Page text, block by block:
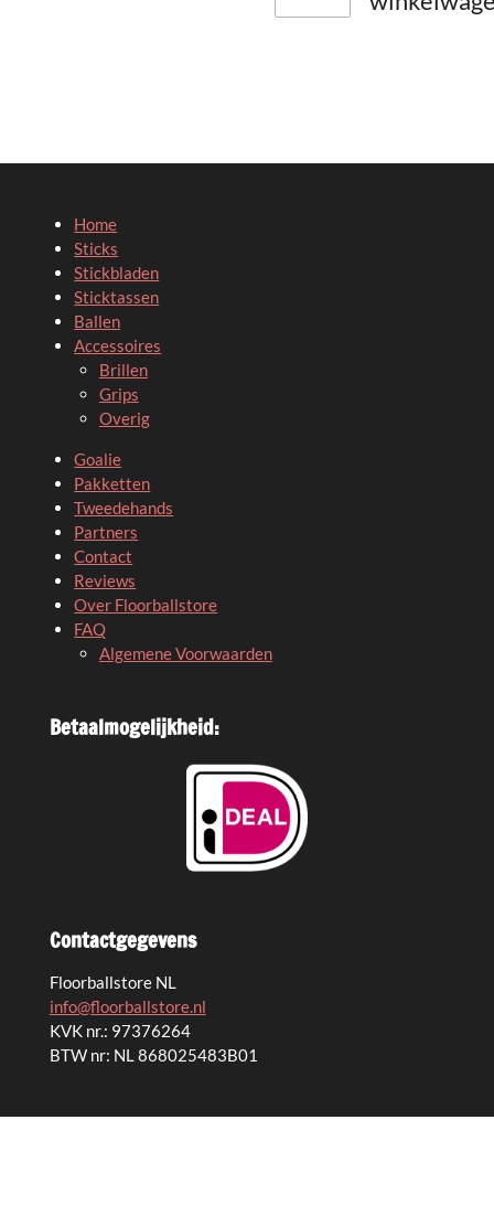
Home
Sticks
Stickbladen
Sticktassen
Ballen
Accessoires
Brillen
Grips
Overig
Goalie
Pakketten
Tweedehands
Partners
Contact
Reviews
Over Floorballstore
FAQ
Algemene Voorwaarden
Betaalmogelijkheid:
Contactgegevens
Floorballstore NL
info@floorballstore.nl
KVK nr.: 97376264
BTW nr: NL 868025483B01